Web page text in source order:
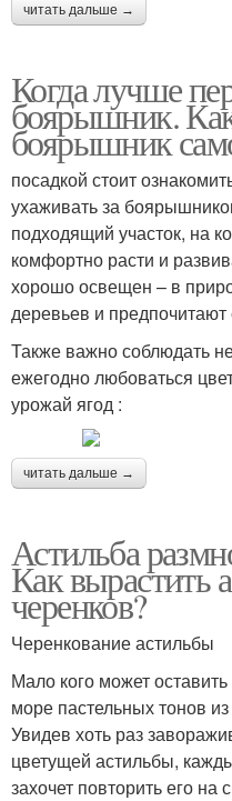
читать дальше →
Когда лучше
боярышник.
боярышник
посадкой стоит
ухаживать за
подходящий участок, на
комфортно расти и
хорошо освещен – в
деревьев и
Также важно соблюдать
ежегодно любоваться
урожай ягод :
читать дальше →
Астильба
Как вырастить
черенков?
Черенкование астильбы
Мало кого может
море пастельных тонов
Увидев хоть раз
цветущей астильбы,
захочет повторить его на